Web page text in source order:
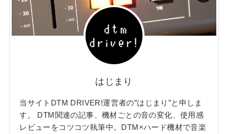
はじまり
当サイトDTM DRIVER!運営者の”はじまり”と申しま
す。 DTM関連の記事、機材ごとの音の変化、使用感
レビューをコツコツ執筆中。DTM×ハード機材で音楽